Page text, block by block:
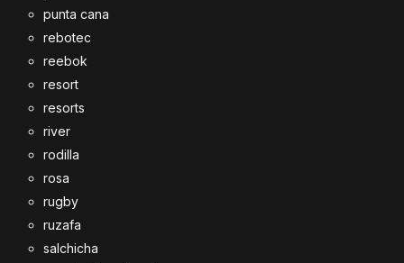
punta cana
rebotec
reebok
resort
resorts
river
rodilla
rosa
rugby
ruzafa
salchicha